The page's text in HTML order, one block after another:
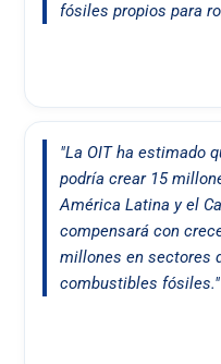
fósiles propios para
"La OIT ha estimado
podría crear 15
América Latina y el
compensará con
millones en sectores
combustibles fósiles."